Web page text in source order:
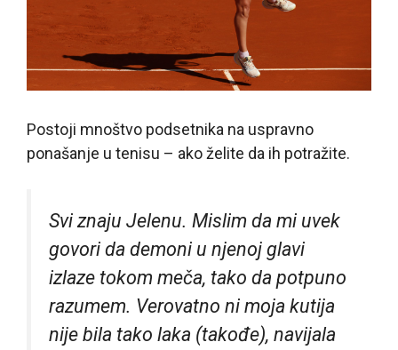
Postoji mnoštvo podsetnika na uspravno
ponašanje u tenisu – ako želite da ih potražite.
Svi znaju Jelenu. Mislim da mi uvek
govori da demoni u njenoj glavi
izlaze tokom meča, tako da potpuno
razumem. Verovatno ni moja kutija
nije bila tako laka (takođe), navijala